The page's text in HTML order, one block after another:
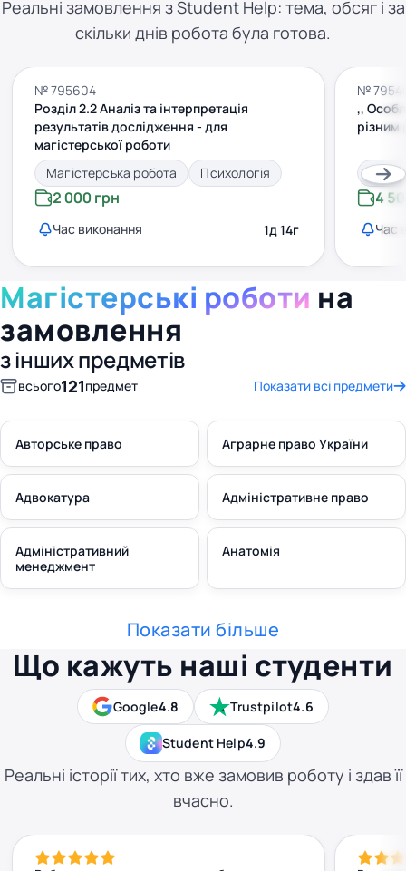
Реальні замовлення з Student Help: тема, обсяг і за
скільки днів робота була готова.
№ 795604
Розділ 2.2 Аналіз та інтерпретація
результатів дослідження - для
магістерської роботи
Магістерська робота
Психологія
2 000 грн
Час виконання 1д 14г
№
,,
різним
4
Час
Магістерські роботи на
замовлення
з інших предметів
всього121предмет Показати всі предмети
Авторське право Аграрне право України
Адвокатура Адміністративне право
Адміністративний
менеджмент
Анатомія
Показати більше
Google4.8 Trustpilot4.6
Student Help4.9
Що кажуть наші студенти
Реальні історії тих, хто вже замовив роботу і здав її
вчасно.